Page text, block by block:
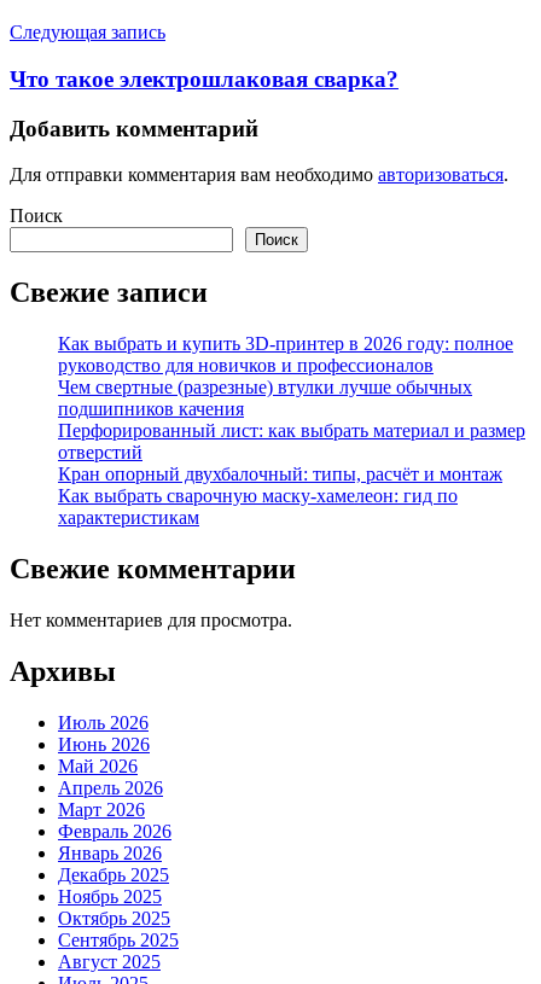
Следующая запись
Что такое электрошлаковая сварка?
Добавить комментарий
Для отправки комментария вам необходимо авторизоваться.
Поиск
Поиск
Свежие записи
Как выбрать и купить 3D-принтер в 2026 году: полное
руководство для новичков и профессионалов
Чем свертные (разрезные) втулки лучше обычных
подшипников качения
Перфорированный лист: как выбрать материал и размер
отверстий
Кран опорный двухбалочный: типы, расчёт и монтаж
Как выбрать сварочную маску-хамелеон: гид по
характеристикам
Свежие комментарии
Нет комментариев для просмотра.
Архивы
Июль 2026
Июнь 2026
Май 2026
Апрель 2026
Март 2026
Февраль 2026
Январь 2026
Декабрь 2025
Ноябрь 2025
Октябрь 2025
Сентябрь 2025
Август 2025